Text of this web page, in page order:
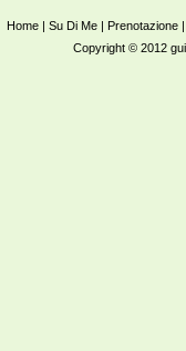
Home| Su Di Me| Prenotazione
Copyright © 2012